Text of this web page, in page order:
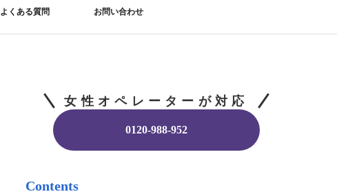
よくある質問 お問い合わせ
女性オペレーターが対応
0120-988-952
Contents